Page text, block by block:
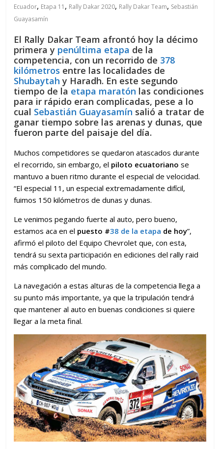
Ecuador, Etapa 11 , Rally Dakar 2020, Rally Dakar Team, Sebastián
Guayasamín
El Rally Dakar Team afrontó hoy la décimo
primera y penúltima etapa de la
competencia, con un recorrido de 378
kilómetros entre las localidades de
Shubaytah y Haradh. En este segundo
tiempo de la etapa maratón las condiciones
para ir rápido eran complicadas, pese a lo
cual Sebastián Guayasamín salió a tratar de
ganar tiempo sobre las arenas y dunas, que
fueron parte del paisaje del día.
Muchos competidores se quedaron atascados durante
el recorrido, sin embargo, el piloto ecuatoriano se
mantuvo a buen ritmo durante el especial de velocidad.
“El especial 11, un especial extremadamente difícil,
fuimos 150 kilómetros de dunas y dunas.
Le venimos pegando fuerte al auto, pero bueno,
estamos aca en el puesto #38 de la etapa de hoy”,
afirmó el piloto del Equipo Chevrolet que, con esta,
tendrá su sexta participación en ediciones del rally raid
más complicado del mundo.
La navegación a estas alturas de la competencia llega a
su punto más importante, ya que la tripulación tendrá
que mantener al auto en buenas condiciones si quiere
llegar a la meta final.